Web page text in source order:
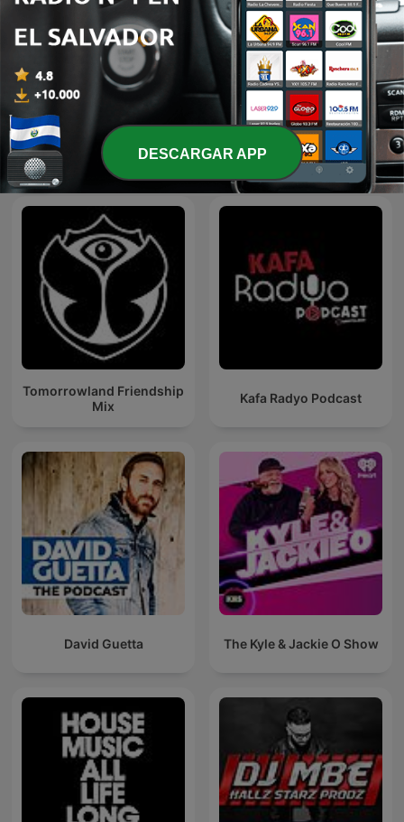
BOLEROS Y TRIOS
Reggaeton
Más podcasts internacionales de Música
Tomorrowland Friendship
Mix
Kafa Radyo Podcast
David Guetta The Kyle & Jackie O Show
DESCARGAR APP